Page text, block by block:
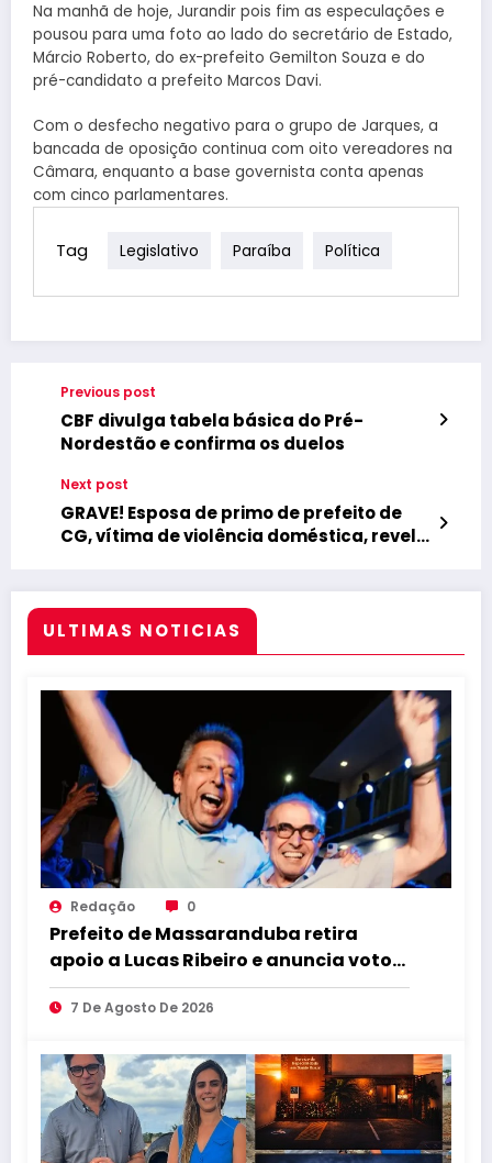
Na manhã de hoje, Jurandir pois fim as especulações e
pousou para uma foto ao lado do secretário de Estado,
Márcio Roberto, do ex-prefeito Gemilton Souza e do
pré-candidato a prefeito Marcos Davi.
Com o desfecho negativo para o grupo de Jarques, a
bancada de oposição continua com oito vereadores na
Câmara, enquanto a base governista conta apenas
com cinco parlamentares.
Tag Legislativo Paraíba Política
Previous post
CBF divulga tabela básica do Pré-
Nordestão e confirma os duelos
Next post
GRAVE! Esposa de primo de prefeito de
CG, vítima de violência doméstica, revela
ULTIMAS NOTICIAS
Redação 0
Prefeito de Massaranduba retira
apoio a Lucas Ribeiro e anuncia voto
em Cícero para o Governo
7 De Agosto De 2026